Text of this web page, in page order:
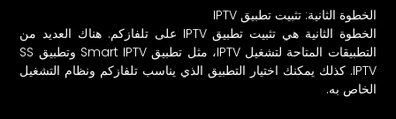
الخطوة الثانية: تثبيت تطبيق IPTV
الخطوة الثانية هي تثبيت تطبيق IPTV على تلفازكم. هناك العديد من
التطبيقات المتاحة لتشغيل IPTV، مثل تطبيق Smart IPTV وتطبيق SS
IPTV. كذلك يمكنك اختيار التطبيق الذي يناسب تلفازكم ونظام التشغيل
الخاص به.